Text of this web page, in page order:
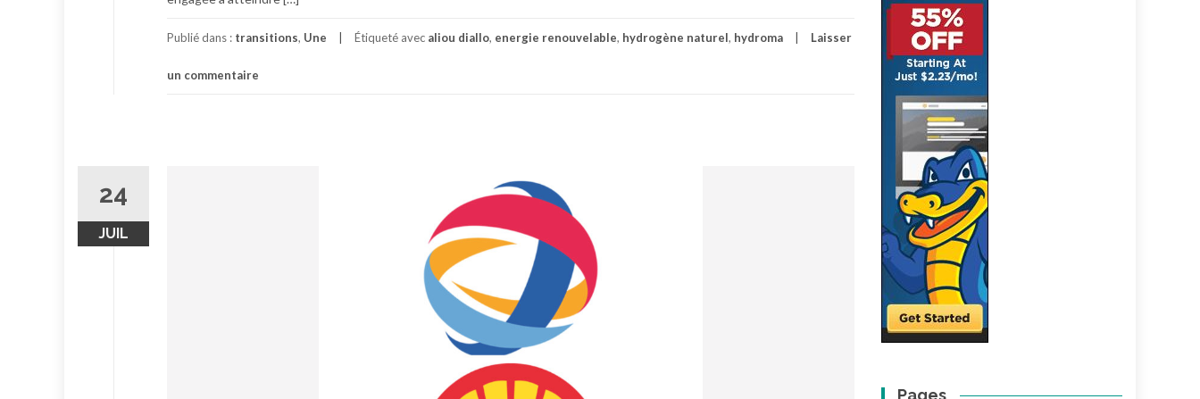
Publié dans : transitions, Une Étiqueté avec aliou diallo, energie renouvelable, hydrogène naturel, hydroma Laisser
un commentaire
24
JUIL
Pages